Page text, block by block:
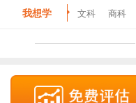
我想学 文科 商科